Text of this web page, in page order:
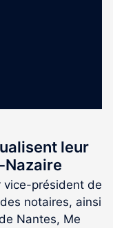
leur
Nazaire
vice-président de
notaires, ainsi
Nantes, Me